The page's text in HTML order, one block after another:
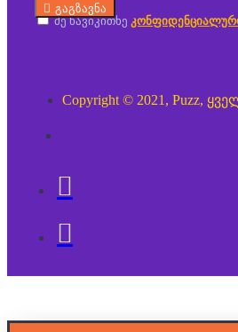
გაგზავნა
მე წავიკითხე
Copyright © 2021, Puzz,